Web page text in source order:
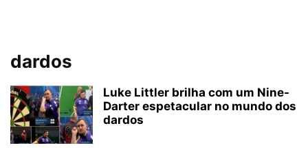
dardos
Luke Littler brilha com um Nine-
Darter espetacular no mundo dos
dardos